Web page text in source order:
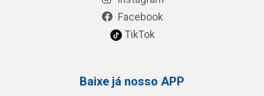
Facebook
TikTok
Baixe já nosso APP